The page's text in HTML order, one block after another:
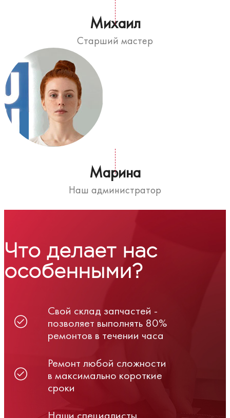
Михаил
Старший мастер
Марина
Наш администратор
Что делает нас
особенными?
Свой склад запчастей -
позволяет выполнять 80%
ремонтов в течении часа
Ремонт любой сложности
в максимально короткие
сроки